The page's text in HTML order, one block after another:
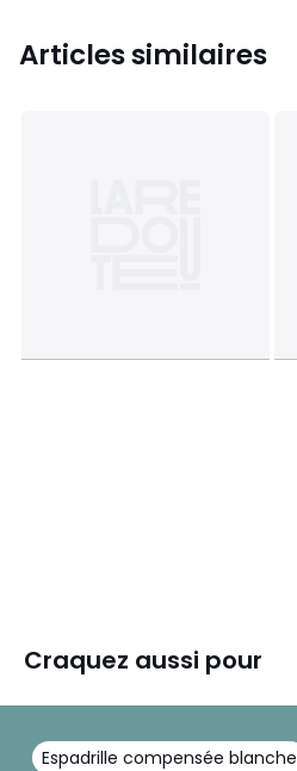
Articles similaires
Craquez aussi pour
Espadrille compensée blanche